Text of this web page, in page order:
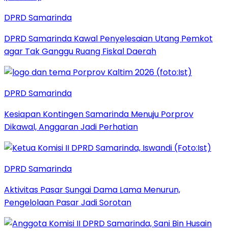
DPRD Samarinda
DPRD Samarinda Kawal Penyelesaian Utang Pemkot
agar Tak Ganggu Ruang Fiskal Daerah
DPRD Samarinda
Kesiapan Kontingen Samarinda Menuju Porprov
Dikawal, Anggaran Jadi Perhatian
DPRD Samarinda
Aktivitas Pasar Sungai Dama Lama Menurun,
Pengelolaan Pasar Jadi Sorotan